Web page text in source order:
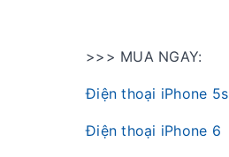
>>> MUA NGAY:
Điện thoại iPhone 5s
Điện thoại iPhone 6